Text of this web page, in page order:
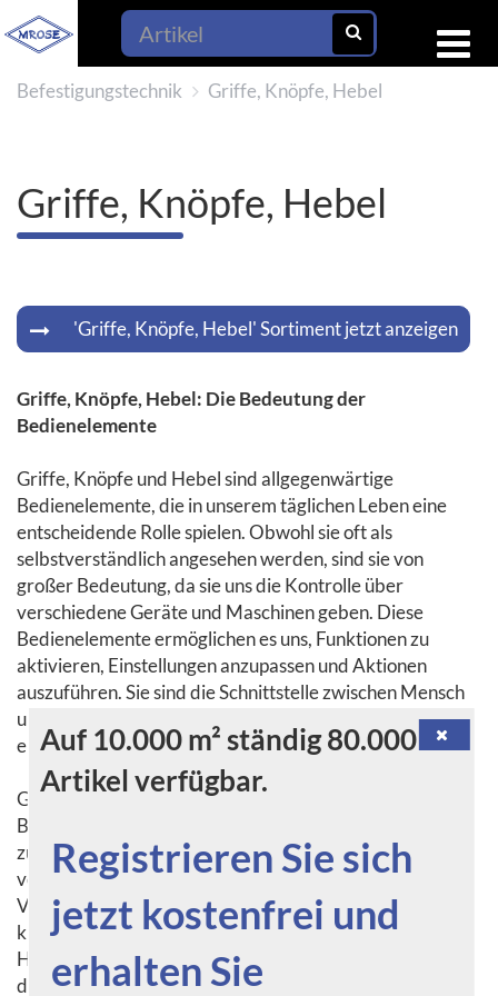
Befestigungstechnik Griffe, Knöpfe, Hebel
Griffe, Knöpfe, Hebel
'Griffe, Knöpfe, Hebel' Sortiment jetzt anzeigen
Griffe, Knöpfe, Hebel: Die Bedeutung der
Bedienelemente
Griffe, Knöpfe und Hebel sind allgegenwärtige
Bedienelemente, die in unserem täglichen Leben eine
entscheidende Rolle spielen. Obwohl sie oft als
selbstverständlich angesehen werden, sind sie von
großer Bedeutung, da sie uns die Kontrolle über
verschiedene Geräte und Maschinen geben. Diese
Bedienelemente ermöglichen es uns, Funktionen zu
aktivieren, Einstellungen anzupassen und Aktionen
auszuführen. Sie sind die Schnittstelle zwischen Mensch
und Maschine, und ihre Gestaltung und Platzierung sind
entscheidend für eine intuitive und effiziente Bedienung.
Griffe sind eine der grundlegendsten Formen von
Bedienelementen. Sie werden oft verwendet, um Dinge
zu greifen, zu halten oder zu bewegen. Griffe gibt es in
verschiedenen Formen und Größen, je nach
Verwendungszweck. Sie können rund, eckig, lang oder
kurz sein und aus verschiedenen Materialien wie Metall,
Holz oder Kunststoff bestehen. Die Ergonomie spielt bei
der Gestaltung von Griffen eine wichtige Rolle, um eine
Auf 10.000 m² ständig 80.000
Artikel verfügbar.
Registrieren Sie sich
jetzt kostenfrei und
erhalten Sie